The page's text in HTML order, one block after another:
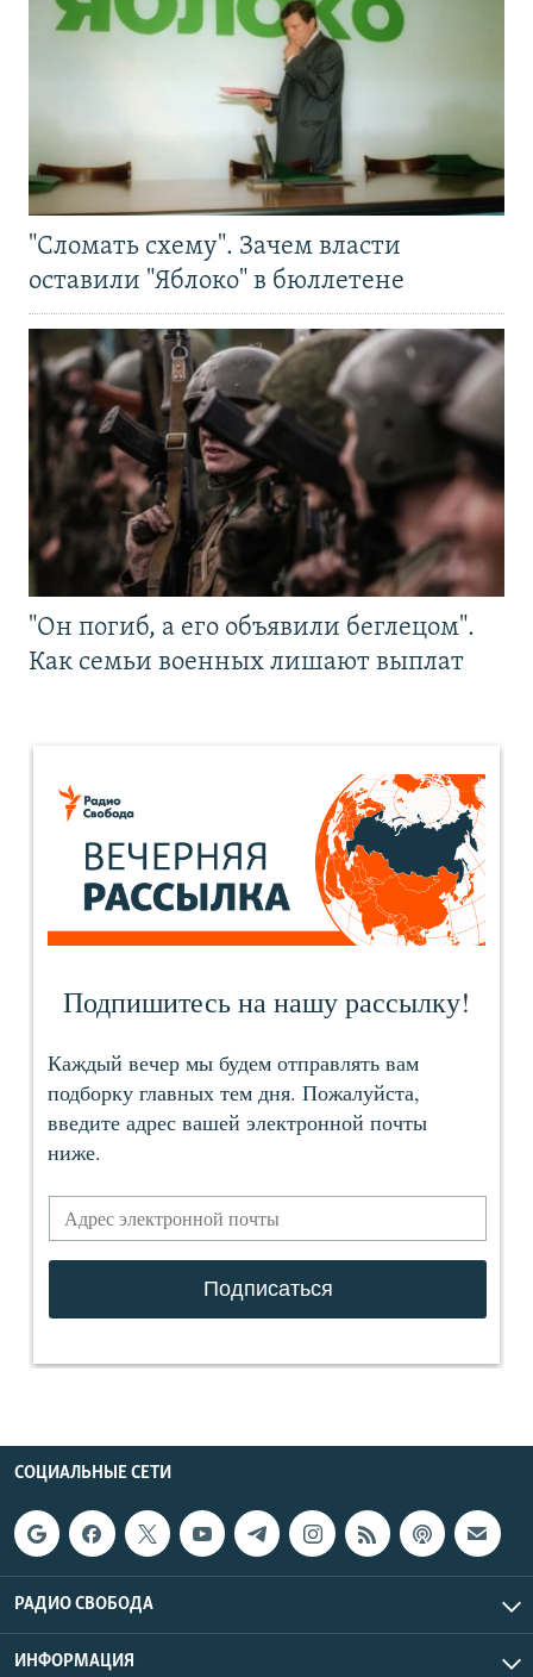
"Сломать схему". Зачем власти
оставили "Яблоко" в бюллетене
"Он погиб, а его объявили беглецом".
Как семьи военных лишают выплат
СОЦИАЛЬНЫЕ СЕТИ
РАДИО СВОБОДА
ИНФОРМАЦИЯ